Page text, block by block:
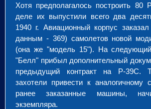
Хотя предполагалось построить
деле их выпустили всего два
1940 г. Авиационный корпус
данным - 369) самолетов новой
(она же "модель 15"). На
"Белл" прибыл дополнительный
предыдущий контракт на Р-39С.
захотели привести к аналогичному
ранее заказанные машины,
экземпляра.